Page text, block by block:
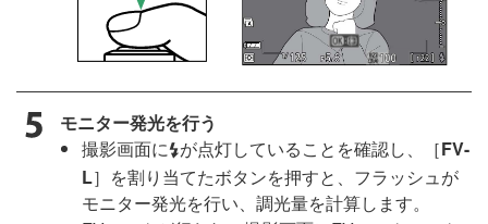
モニター発光を行う
撮影画面にcが点灯していることを確認し、［FV-
L］を割り当てたボタンを押すと、フラッシュが
モニター発光を行い、調光量を計算します。